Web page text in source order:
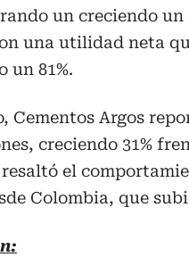
un creciendo
una utilidad neta
un 81%.
Cementos Argos
creciendo 31%
resaltó el
Colombia, que